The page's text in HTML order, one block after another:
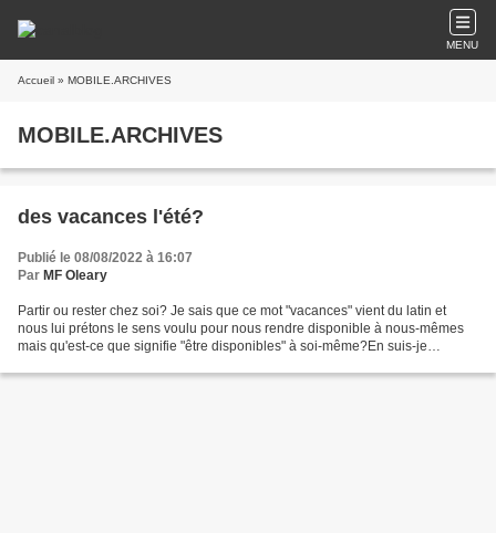
MENU
Accueil » MOBILE.ARCHIVES
MOBILE.ARCHIVES
des vacances l'été?
Publié le 08/08/2022 à 16:07
Par MF Oleary
Partir ou rester chez soi? Je sais que ce mot "vacances" vient du latin et
nous lui prétons le sens voulu pour nous rendre disponible à nous-mêmes
mais qu'est-ce que signifie "être disponibles" à soi-même?En suis-je